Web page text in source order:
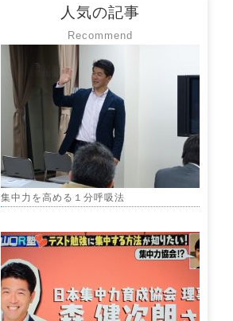
人気の記事
Recommend
集中力を高める１分呼吸法